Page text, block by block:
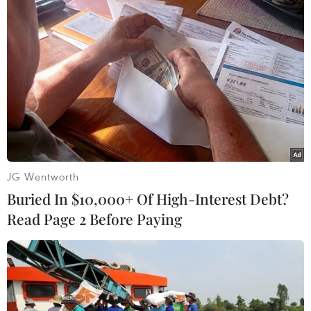
tiền vệ cánh (cả trái lẫn phải), số 10 phía sau
tiền đạo và thậm chí là trung phong.
- Với cú đúp vào lưới tuyển Đức rạng sáng nay,
Antoine Griezmann đã có 6 bàn thắng và đang
dẫn đầu cuộc đua Vua phá lưới EURO 2016. Anh
cũng đã vượt qua thành tích 5 bàn của tiền bối
Zinedine Zidane tại các Vòng chung kết EURO./.
JG Wentworth
Buried In $10,000+ Of High-Interest Debt?
Read Page 2 Before Paying